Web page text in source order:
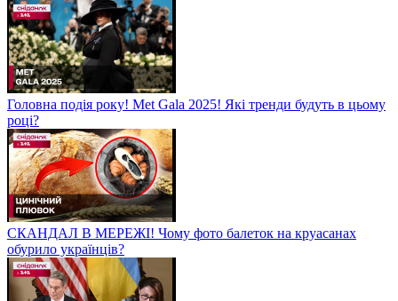
Головна подія року! Met Gala 2025! Які тренди будуть в цьому
році?
СКАНДАЛ В МЕРЕЖІ! Чому фото балеток на круасанах
обурило українців?